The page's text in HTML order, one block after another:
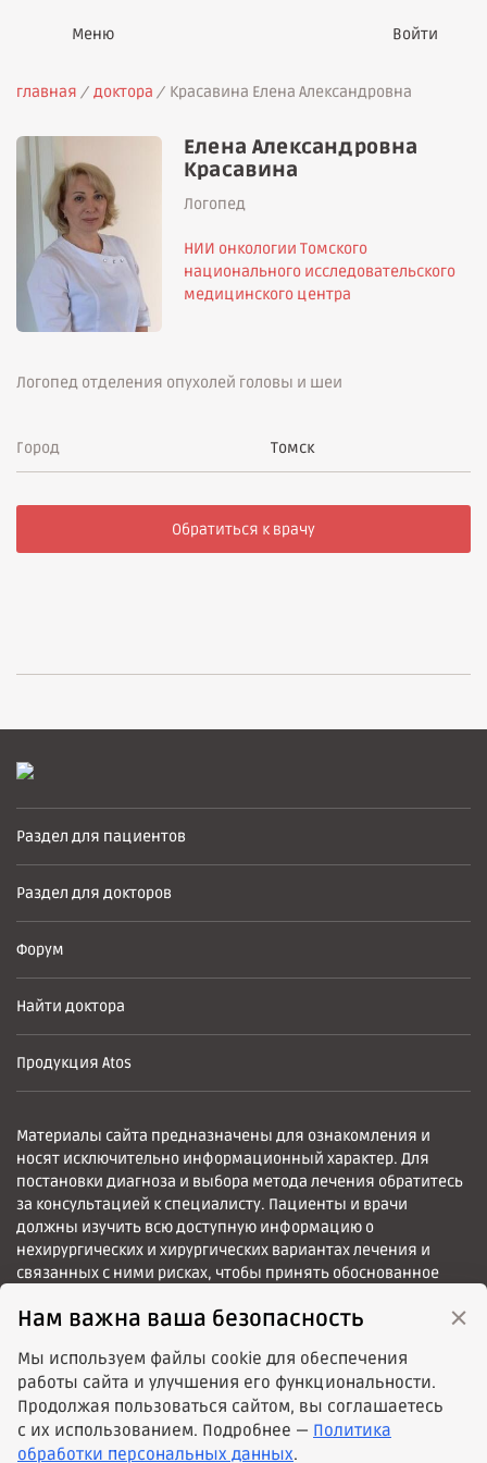
Войти
главная доктора Красавина Елена Александровна
Елена Александровна
Красавина
Логопед
НИИ онкологии Томского
национального исследовательского
медицинского центра
Логопед отделения опухолей головы и шеи
Город Томск
Обратиться к врачу
Раздел для пациентов
Раздел для докторов
Форум
Найти доктора
Продукция Atos
Материалы сайта предназначены для ознакомления и
носят исключительно информационный характер. Для
постановки диагноза и выбора метода лечения обратитесь
за консультацией к специалисту. Пациенты и врачи
должны изучить всю доступную информацию о
нехирургических и хирургических вариантах лечения и
связанных с ними рисках, чтобы принять обоснованное
© 2024 / М.П.А медицинские партнеры
info@rak-gortani.ru
×
Нам важна ваша безопасность
Мы используем файлы cookie для обеспечения
работы сайта и улучшения его функциональности.
Продолжая пользоваться сайтом, вы соглашаетесь
с их использованием. Подробнее — Политика
обработки персональных данных.